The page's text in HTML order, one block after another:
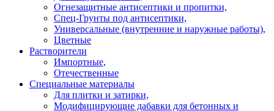
Огнезащитные антисептики и пропитки,
Спец-Грунты под антисептики,
Универсальные (внутренние и наружные работы),
Цветные
Растворители
Импортные,
Отечественные
Специальные материалы
Для плитки и затирки,
Модифицирующие дабавки для бетонных и